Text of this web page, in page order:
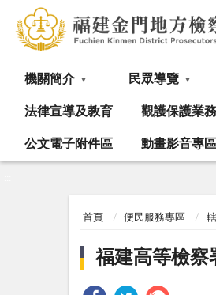
機關簡介 民眾導覽
法律宣導及教育 觀護保護業務
公文電子附件區 動畫影音專區
首頁 便民服務專區
福建高等檢察